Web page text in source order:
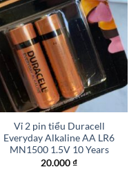
Vỉ 2 pin tiểu Duracell
Everyday Alkaline AA LR6
MN1500 1.5V 10 Years
20.000₫